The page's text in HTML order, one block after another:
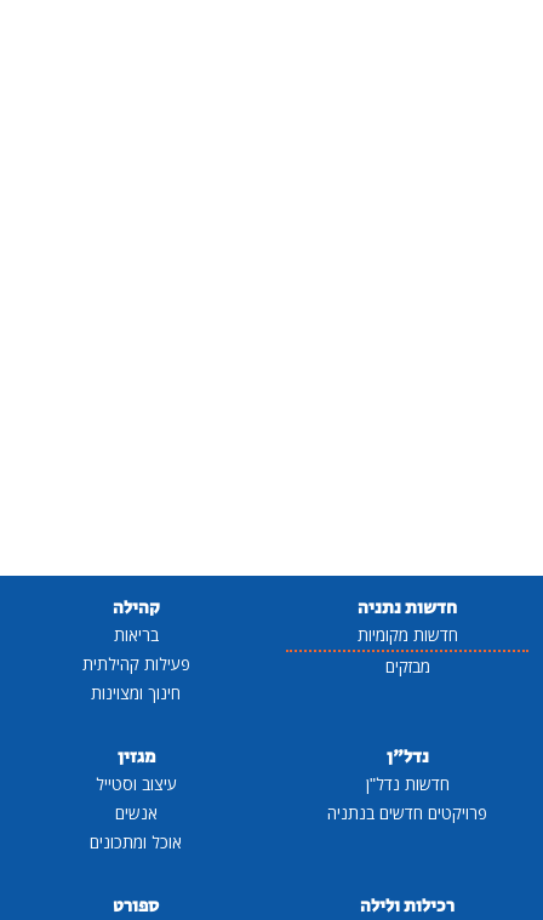
חדשות נתניה
חדשות מקומיות
מבזקים
קהילה
בריאות
פעילות קהילתית
חינוך ומצוינות
נדל"ן
חדשות נדל"ן
פרויקטים חדשים בנתניה
מגזין
עיצוב וסטייל
אנשים
אוכל ומתכונים
רכילות ולילה ספורט